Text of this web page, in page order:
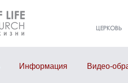
ЦЕРКОВЬ
Информация Видео-